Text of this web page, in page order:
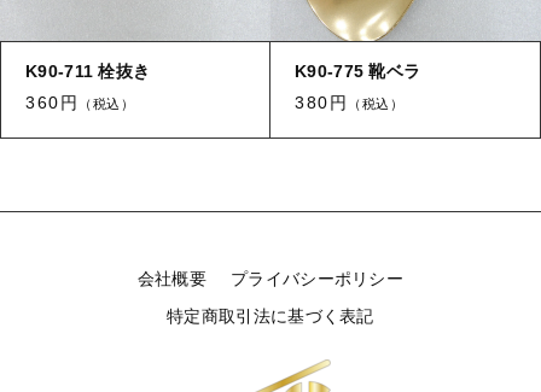
K90-711 栓抜き
360円
（税込）
K90-775 靴ベラ
380円
（税込）
会社概要
プライバシーポリシー
特定商取引法に基づく表記
【表金具】 押皿・挽物
【表金具】 4ッ爪
【表金具】 浅皿
【表金具】 押皿・挽物
【表金具】 4ッ爪
【表金具】 透かしパーツ
【表金具】 平板